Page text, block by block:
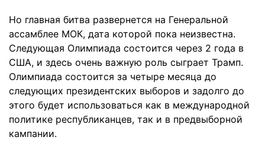
Но главная битва развернется на Генеральной
ассамблее МОК, дата которой пока неизвестна.
Следующая Олимпиада состоится через 2 года в
США, и здесь очень важную роль сыграет Трамп.
Олимпиада состоится за четыре месяца до
следующих президентских выборов и задолго до
этого будет использоваться как в международной
политике республиканцев, так и в предвыборной
кампании.